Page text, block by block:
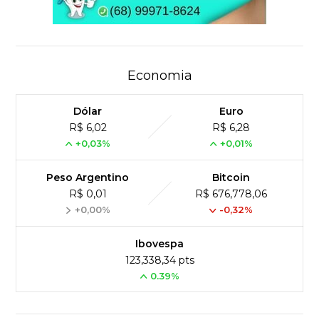
Economia
Dólar
R$ 6,02
+0,03%
Euro
R$ 6,28
+0,01%
Peso Argentino
R$ 0,01
+0,00%
Bitcoin
R$ 676,778,06
-0,32%
Ibovespa
123,338,34 pts
0.39%